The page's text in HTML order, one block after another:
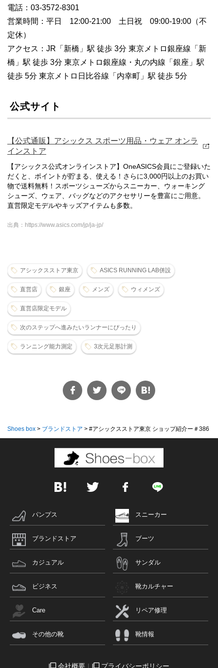
電話：03-3572-8301
営業時間：平日 12:00-21:00 土日祝 09:00-19:00（不
定休）
アクセス：JR「新橋」駅 徒歩 3分 東京メトロ銀座線「新
橋」駅 徒歩 3分 東京メトロ銀座線・丸の内線「銀座」駅
徒歩 5分 東京メトロ日比谷線「内幸町」駅 徒歩 5分
公式サイト
【公式通販】アシックス スポーツ用品・ウェア オンラ
インストア
【アシックス公式オンラインストア】OneASICS会員にご登録いた
だくと、ポイントが貯まる、使える！さらに3,000円以上のお買い
物で送料無料！スポーツシューズからスニーカー、ウォーキング
シューズ、ウェア、バッグなどのアクセサリーを豊富にご用意。
直営限定モデルやキッズアイテムも多数。
出典：https://www.asics.com/jp/ja-jp/
アシックスストア東京 ASICS RUNNING LAB併設
直営店 銀座 メンズ ウィメンズ
直営店限定モデル
次のステップへ進みたいランナーにぴったり
ランニング能力測定 3次元足形計測
Shoes box > ブランドストア > #アシックスストア東京 ショップ紹介ー＃386
パンプス スニーカー
ブランドストア ブーツ
カジュアル サンダル
ビジネス 靴カルチャー
Care リペア修理
その他の靴 靴情報
会社概要 プライバシーポリシー